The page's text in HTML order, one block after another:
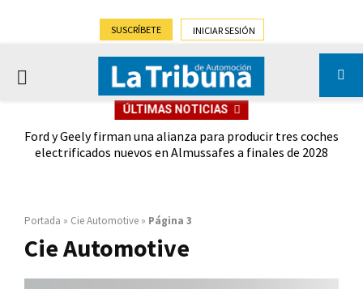
SUSCRÍBETE INICIAR SESIÓN
PRIMARY
ÚLTIMAS NOTICIAS
Ford y Geely firman una alianza para producir tres coches
electrificados nuevos en Almussafes a finales de 2028
Portada » Cie Automotive » Página 3
Cie Automotive